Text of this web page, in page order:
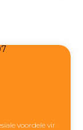
voordele vir